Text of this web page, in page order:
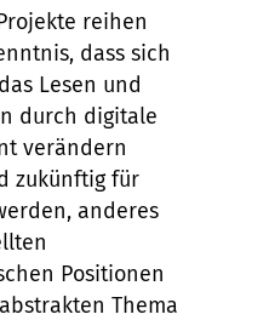
reihen
dass sich
Lesen und
durch digitale
verändern
zukünftig für
anderes
Positionen
Thema